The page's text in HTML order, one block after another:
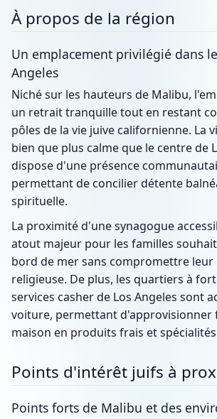
À propos de la région
Un emplacement privilégié dans
Angeles
Niché sur les hauteurs de Malibu,
un retrait tranquille tout en restant
pôles de la vie juive californienne. La
bien que plus calme que le centre de
dispose d'une présence
permettant de concilier détente
spirituelle.
La proximité d'une synagogue
atout majeur pour les familles
bord de mer sans compromettre
religieuse. De plus, les quartiers à
services casher de Los Angeles sont
voiture, permettant d'approvisionner
maison en produits frais et
Points d'intérêt juifs à
Points forts de Malibu et des